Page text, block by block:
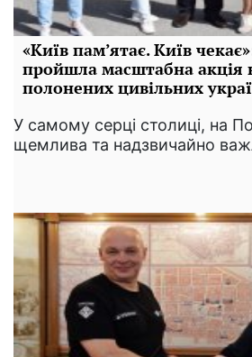
«Київ пам’ятає. Київ
пройшла масштабна акція
полонених цивільних
У самому серці столиці, на
щемлива та надзвичайно